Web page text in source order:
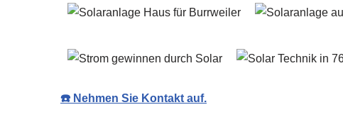
☎️ Nehmen Sie Kontakt auf.